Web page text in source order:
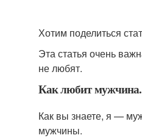
Хотим поделиться
Эта статья очень
не любят.
Как любит
Как вы знаете, я —
мужчины.